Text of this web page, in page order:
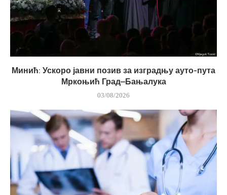
Минић: Ускоро јавни позив за изградњу ауто-пута
Мркоњић Град–Бањалука
03/08/2026